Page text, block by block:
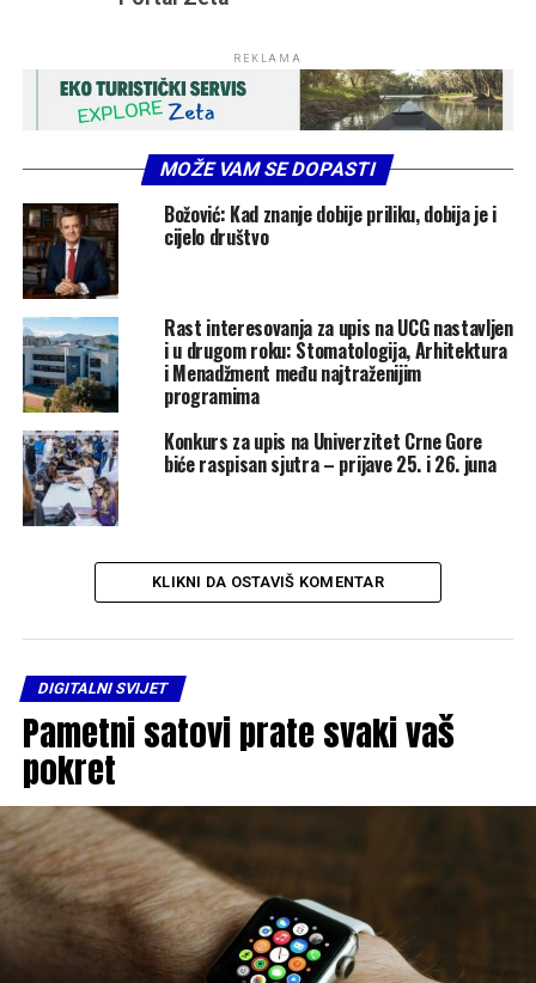
REKLAMA
MOŽE VAM SE DOPASTI
Božović: Kad znanje dobije priliku, dobija je i
cijelo društvo
Rast interesovanja za upis na UCG nastavljen
i u drugom roku: Stomatologija, Arhitektura
i Menadžment među najtraženijim
programima
Konkurs za upis na Univerzitet Crne Gore
biće raspisan sjutra – prijave 25. i 26. juna
KLIKNI DA OSTAVIŠ KOMENTAR
DIGITALNI SVIJET
Pametni satovi prate svaki vaš
pokret